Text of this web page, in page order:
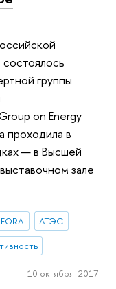
группы
on Energy
проходила в
— в Высшей
зале
АТЭС
10 октября 2017